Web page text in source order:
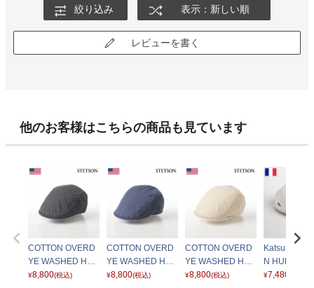
絞り込み 表示：新しい順
レビューを書く
他のお客様はこちらの商品も見ています
COTTON OVERD
YE WASHED HUN
TING（コットンオ
¥8,800(税込)
COTTON OVERD
YE WASHED HUN
TING（コットンオ
¥8,800(税込)
COTTON OVERD
YE WASHED HUN
TING（コットンオ
¥8,800(税込)
Katsuragi
N HUNTING
ツラギ コッ
¥7,480